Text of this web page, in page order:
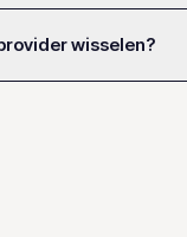
wisselen?